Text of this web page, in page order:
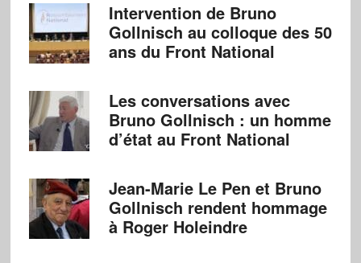
Intervention de Bruno
Gollnisch au colloque des 50
ans du Front National
Les conversations avec
Bruno Gollnisch : un homme
d’état au Front National
Jean-Marie Le Pen et Bruno
Gollnisch rendent hommage
à Roger Holeindre